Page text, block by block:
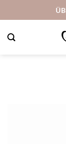
Inhalt
springen